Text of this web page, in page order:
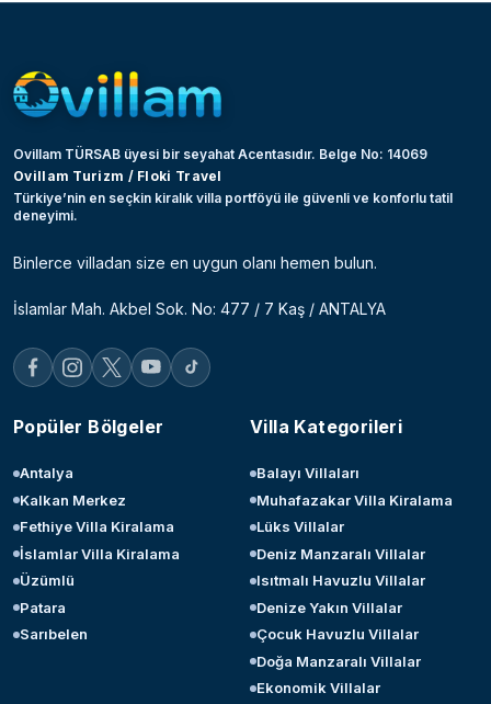
Ovillam TÜRSAB üyesi bir seyahat Acentasıdır. Belge No: 14069
Ovillam Turizm / Floki Travel
Türkiye’nin en seçkin kiralık villa portföyü ile güvenli ve konforlu tatil
deneyimi.
Binlerce villadan size en uygun olanı hemen bulun.
İslamlar Mah. Akbel Sok. No: 477 / 7 Kaş / ANTALYA
Popüler Bölgeler
Antalya
Kalkan Merkez
Fethiye Villa Kiralama
İslamlar Villa Kiralama
Üzümlü
Patara
Sarıbelen
Villa Kategorileri
Balayı Villaları
Muhafazakar Villa Kiralama
Lüks Villalar
Deniz Manzaralı Villalar
Isıtmalı Havuzlu Villalar
Denize Yakın Villalar
Çocuk Havuzlu Villalar
Doğa Manzaralı Villalar
Ekonomik Villalar